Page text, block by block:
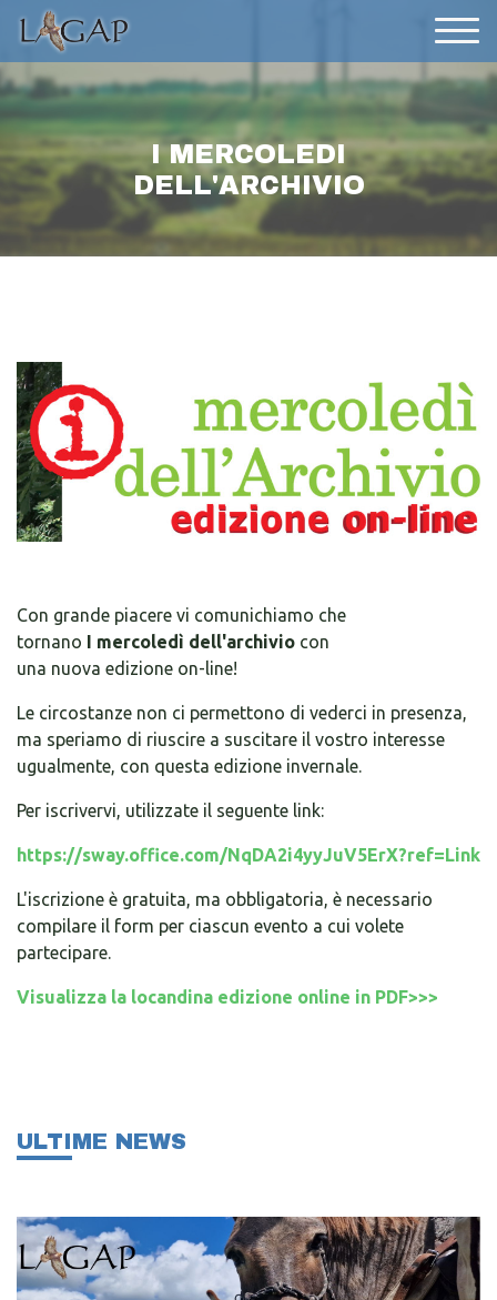
I MERCOLEDI
DELL'ARCHIVIO
Con grande piacere vi comunichiamo che
tornano I mercoledì dell'archivio con
una nuova edizione on-line!
Le circostanze non ci permettono di vederci in presenza,
ma speriamo di riuscire a suscitare il vostro interesse
ugualmente, con questa edizione invernale.
Per iscrivervi, utilizzate il seguente link:
https://sway.office.com/NqDA2i4yyJuV5ErX?ref=Link
L'iscrizione è gratuita, ma obbligatoria, è necessario
compilare il form per ciascun evento a cui volete
partecipare.
Visualizza la locandina edizione online in PDF>>>
ULTIME NEWS